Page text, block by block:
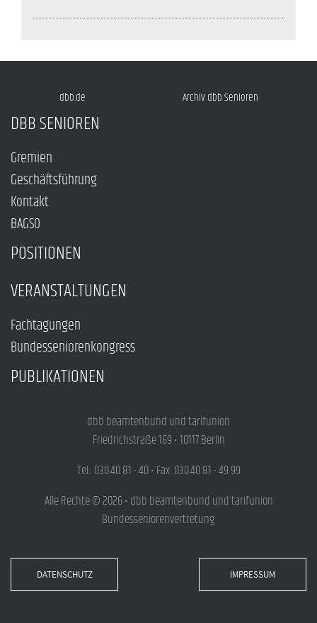
dbb.de Archiv dbb Senioren
DBB SENIOREN
Gremien
Geschäftsführung
Kontakt
BAGSO
POSITIONEN
VERANSTALTUNGEN
Fachtagungen
Bundesseniorenkongress
PUBLIKATIONEN
dbb beamtenbund und tarifunion
Friedrichstraße 169 • 10117 Berlin
Tel.: 030.40 81 - 40 • Fax: 030.40 81 - 49 99
Alle Rechte © 2026 • dbb beamtenbund und tarifunion
Bundesseniorenvertretung
DATENSCHUTZ IMPRESSUM